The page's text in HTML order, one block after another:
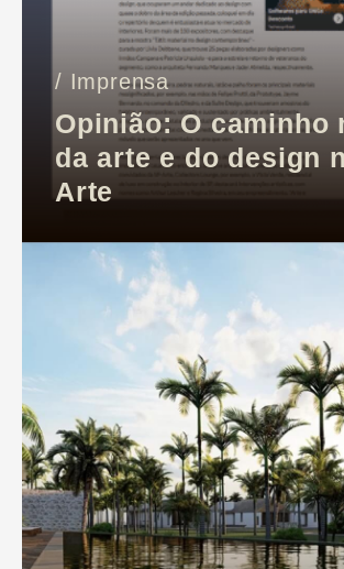
/ Imprensa
Opinião: O caminho
da arte e do design
Arte